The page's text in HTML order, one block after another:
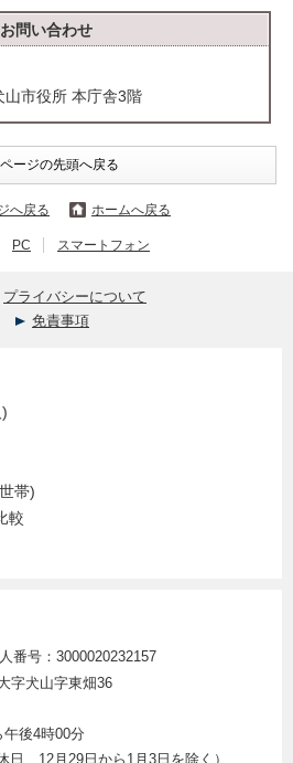
お問い合わせ
市役所 本庁舎3階
ージの先頭へ戻る
へ戻る ホームへ戻る
PC スマートフォン
プライバシーについて
免責事項
番号：3000020232157
字犬山字東畑36
後4時00分
日、12月29日から1月3日を除く）
帯)
較